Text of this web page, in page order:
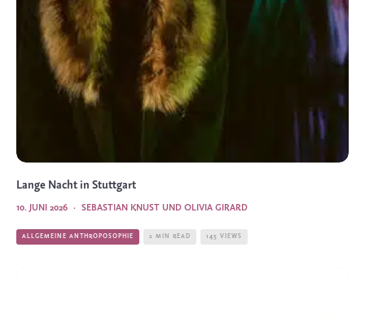
Lange Nacht in Stuttgart
SEBASTIAN KNUST UND OLIVIA GIRARD
·
10. JUNI 2026
ALLGEMEINE ANTHROPOSOPHIE 2 MIN READ 145 VIEWS